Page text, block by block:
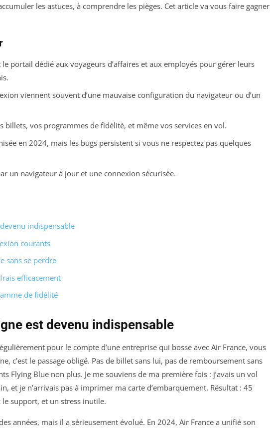
les astuces, à comprendre les pièges. Cet article va vous faire gagner
portail dédié aux voyageurs d’affaires et aux employés pour gérer leurs
viennent souvent d’une mauvaise configuration du navigateur ou d’un
billets, vos programmes de fidélité, et même vos services en vol.
en 2024, mais les bugs persistent si vous ne respectez pas quelques
un navigateur à jour et une connexion sécurisée.
indispensable
courants
sans se perdre
efficacement
de fidélité
est devenu indispensable
pour le compte d’une entreprise qui bosse avec Air France, vous
c’est le passage obligé. Pas de billet sans lui, pas de remboursement sans
Flying Blue non plus. Je me souviens de ma première fois : j’avais un vol
et je n’arrivais pas à imprimer ma carte d’embarquement. Résultat : 45
support, et un stress inutile.
années, mais il a sérieusement évolué. En 2024, Air France a unifié son